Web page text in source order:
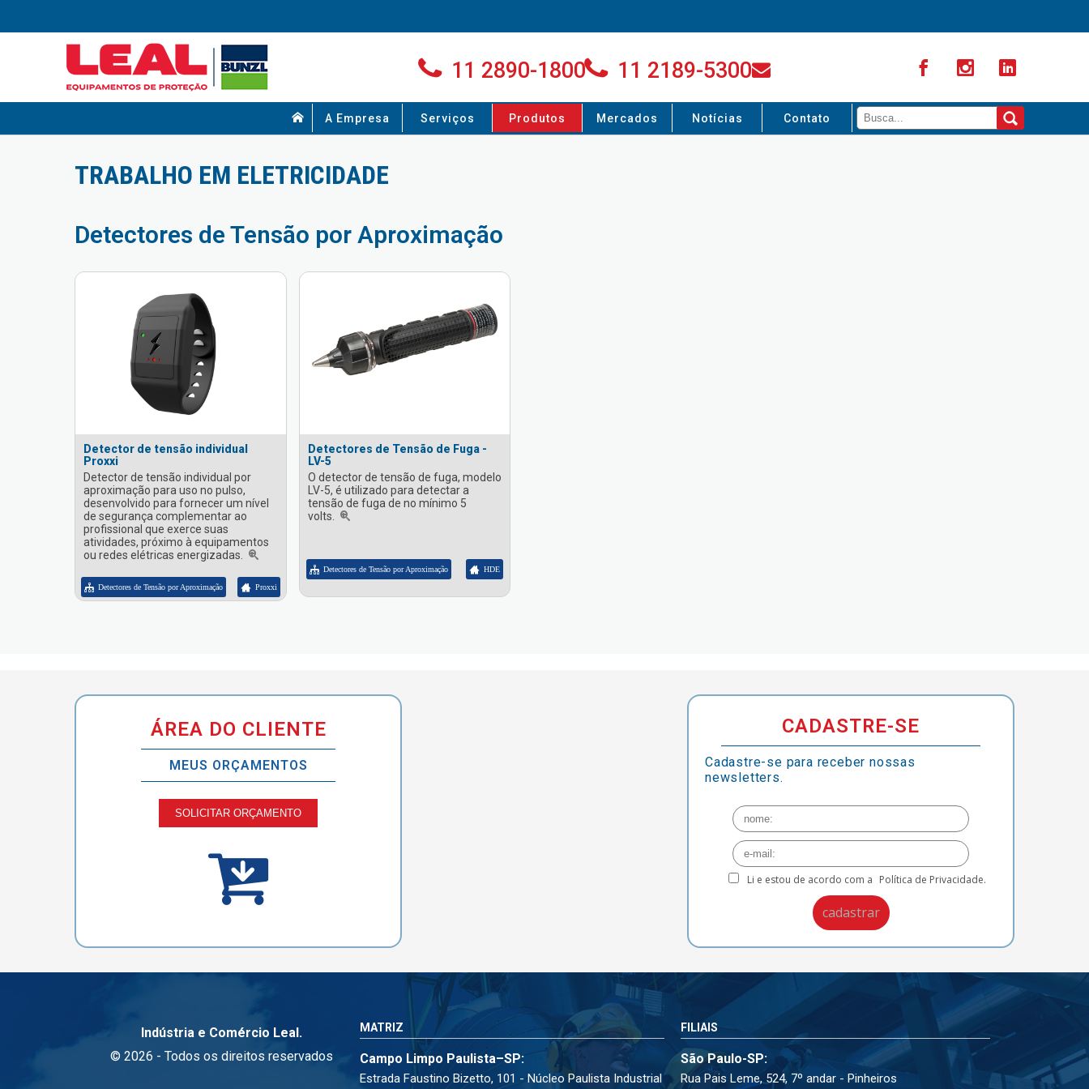
11 2890-1800 11 2189-5300
A Empresa Serviços Produtos Mercados Notícias Contato
TRABALHO EM ELETRICIDADE
Detectores de Tensão por Aproximação
Detector de tensão individual
Proxxi
Detector de tensão individual por
aproximação para uso no pulso,
desenvolvido para fornecer um nível
de segurança complementar ao
profissional que exerce suas
atividades, próximo à equipamentos
ou redes elétricas energizadas.
Detectores de Tensão por Aproximação Proxxi
Detectores de Tensão de Fuga -
LV-5
O detector de tensão de fuga, modelo
LV-5, é utilizado para detectar a
tensão de fuga de no mínimo 5
volts.
Detectores de Tensão por Aproximação HDE
ÁREA DO CLIENTE
MEUS ORÇAMENTOS
SOLICITAR ORÇAMENTO
CADASTRE-SE
Cadastre-se para receber nossas
newsletters.
Li e estou de acordo com a Política de Privacidade.
Indústria e Comércio Leal.
© 2026 - Todos os direitos reservados
MATRIZ
Campo Limpo Paulista–SP:
Estrada Faustino Bizetto, 101 - Núcleo Paulista Industrial
FILIAIS
São Paulo-SP:
Rua Pais Leme, 524, 7º andar - Pinheiros